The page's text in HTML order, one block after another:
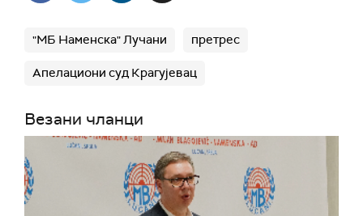
"МБ Наменска" Лучани претрес
Апелациони суд Крагујевац
Везани чланци